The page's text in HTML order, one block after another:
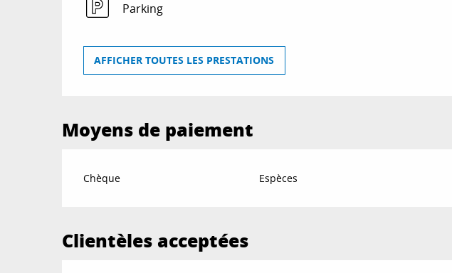
Parking
AFFICHER TOUTES LES PRESTATIONS
Moyens de paiement
Chèque Espèces
Clientèles acceptées